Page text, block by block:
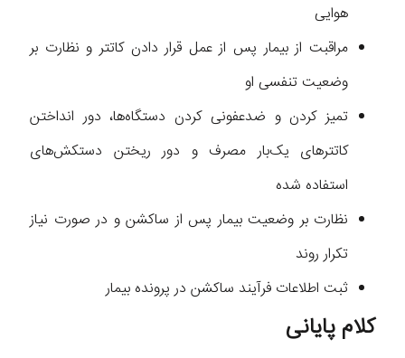
هوایی
مراقبت از بیمار پس از عمل قرار دادن کاتتر و نظارت بر
وضعیت تنفسی او
تمیز کردن و ضدعفونی کردن دستگاه‌ها، دور انداختن
کاتترهای یک‌بار مصرف و دور ریختن دستکش‌های
استفاده شده
نظارت بر وضعیت بیمار پس از ساکشن و در صورت نیاز
تکرار روند
ثبت اطلاعات فرآیند ساکشن در پرونده بیمار
کلام پایانی